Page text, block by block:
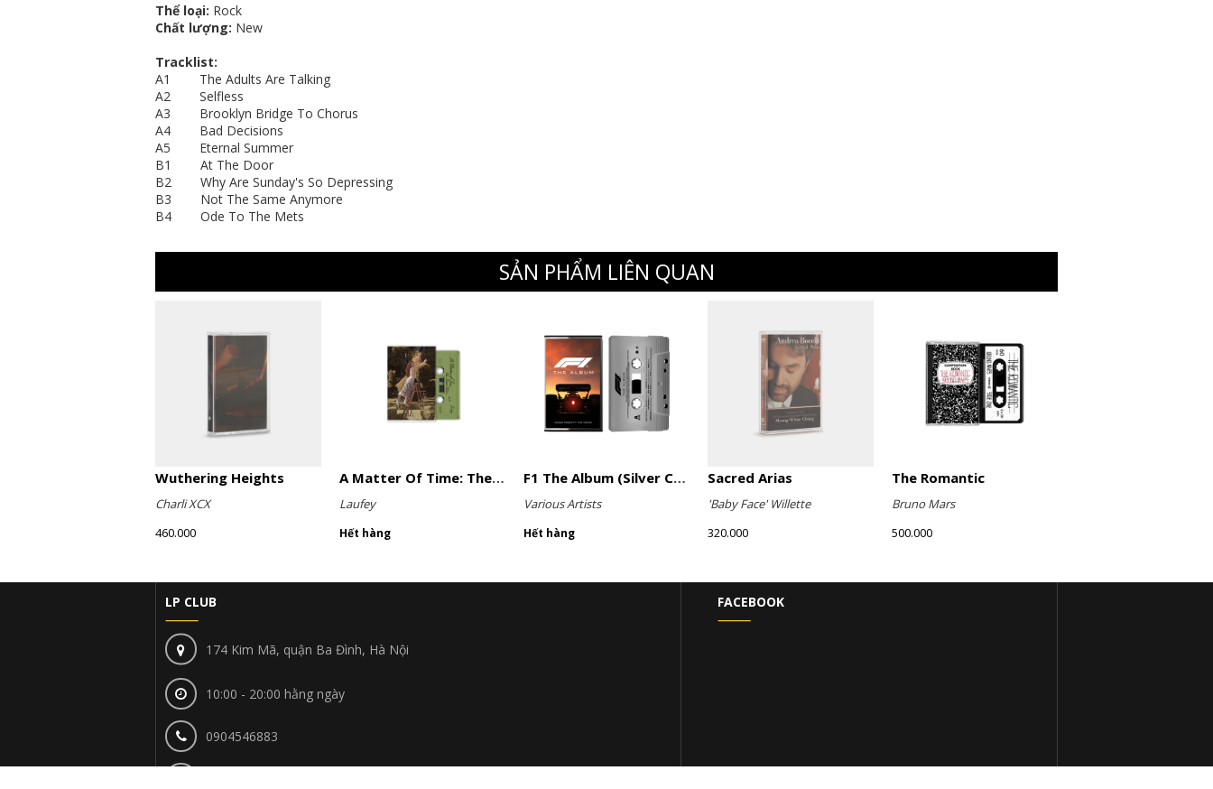
Thể loại: Rock
Chất lượng: New
Tracklist:
A1 The Adults Are Talking
A2 Selfless
A3 Brooklyn Bridge To Chorus
A4 Bad Decisions
A5 Eternal Summer
B1 At The Door
B2 Why Are Sunday's So Depressing
B3 Not The Same Anymore
B4 Ode To The Mets
SẢN PHẨM LIÊN QUAN
Wuthering Heights
Charli XCX
460.000
A Matter Of Time: The Final Hour (Sage Green Cassette)
Laufey
Hết hàng
F1 The Album (Silver Cassette)
Various Artists
Hết hàng
Sacred Arias
'Baby Face' Willette
320.000
The Romantic
Bruno Mars
500.000
LP CLUB
174 Kim Mã, quận Ba Đình, Hà Nội
10:00 - 20:00 hằng ngày
0904546883
FACEBOOK